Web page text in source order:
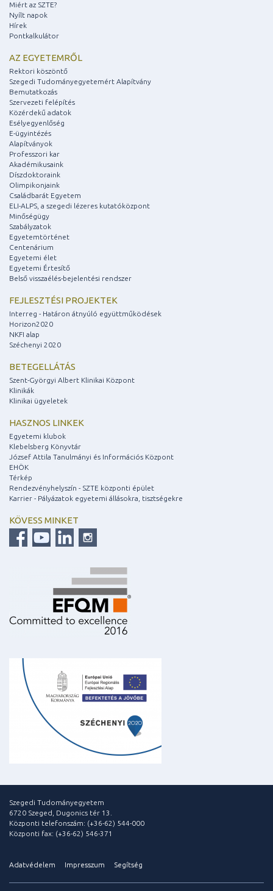
Miért az SZTE?
Nyílt napok
Hírek
Pontkalkulátor
AZ EGYETEMRŐL
Rektori köszöntő
Szegedi Tudományegyetemért Alapítvány
Bemutatkozás
Szervezeti felépítés
Közérdekű adatok
Esélyegyenlőség
E-ügyintézés
Alapítványok
Professzori kar
Akadémikusaink
Díszdoktoraink
Olimpikonjaink
Családbarát Egyetem
ELI-ALPS, a szegedi lézeres kutatóközpont
Minőségügy
Szabályzatok
Egyetemtörténet
Centenárium
Egyetemi élet
Egyetemi Értesítő
Belső visszaélés-bejelentési rendszer
FEJLESZTÉSI PROJEKTEK
Interreg - Határon átnyúló együttműködések
Horizon2020
NKFI alap
Széchenyi 2020
BETEGELLÁTÁS
Szent-Györgyi Albert Klinikai Központ
Klinikák
Klinikai ügyeletek
HASZNOS LINKEK
Egyetemi klubok
Klebelsberg Könyvtár
József Attila Tanulmányi és Információs Központ
EHÖK
Térkép
Rendezvényhelyszín - SZTE központi épület
Karrier - Pályázatok egyetemi állásokra, tisztségekre
KÖVESS MINKET
Szegedi Tudományegyetem
6720 Szeged, Dugonics tér 13.
Központi telefonszám: (+36-62) 544-000
Központi fax: (+36-62) 546-371
Adatvédelem Impresszum Segítség